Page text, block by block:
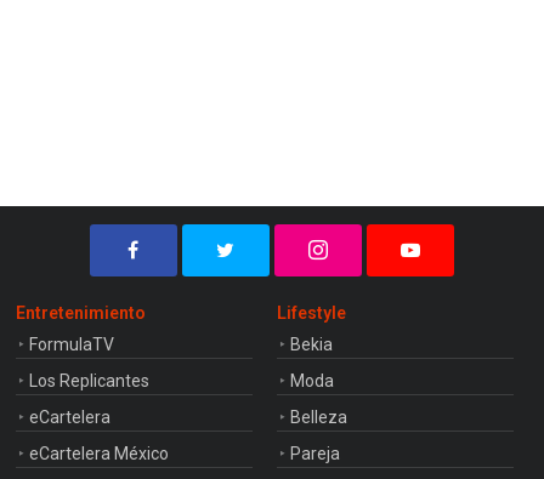
Entretenimiento
FormulaTV
Los Replicantes
eCartelera
eCartelera México
Lifestyle
Bekia
Moda
Belleza
Pareja